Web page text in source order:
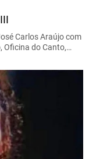
Carlos Araújo com
Oficina do Canto,…